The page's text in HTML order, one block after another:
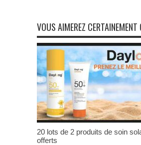
VOUS AIMEREZ CERTAINEMENT
20 lots de 2 produits de soin
offerts